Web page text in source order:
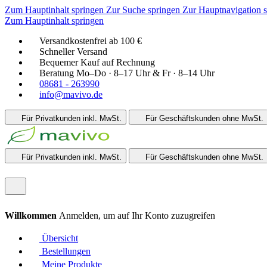
Zum Hauptinhalt springen Zur Suche springen Zur Hauptnavigation
Zum Hauptinhalt springen
Versandkostenfrei ab 100 €
Schneller Versand
Bequemer Kauf auf Rechnung
Beratung Mo–Do · 8–17 Uhr & Fr · 8–14 Uhr
08681 - 263990
info@mavivo.de
Für Privatkunden inkl. MwSt. Für Geschäftskunden ohne MwSt.
Für Privatkunden inkl. MwSt. Für Geschäftskunden ohne MwSt.
Willkommen Anmelden, um auf Ihr Konto zuzugreifen
Übersicht
Bestellungen
Meine Produkte